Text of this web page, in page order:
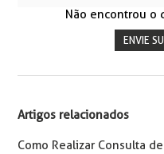
Não encontrou o
ENVIE
Artigos relacionados
Como Realizar Consulta